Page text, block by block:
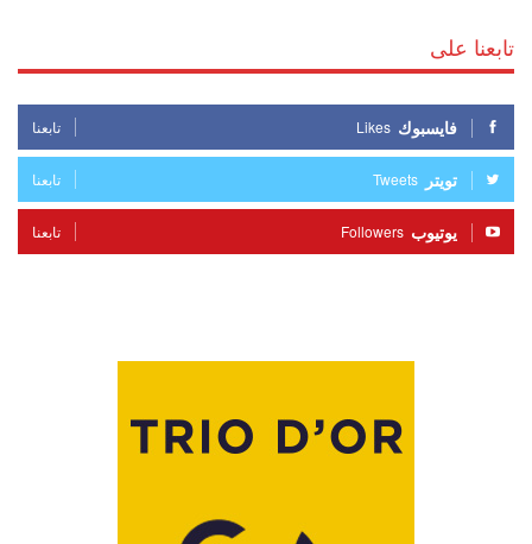
تابعنا على
فايسبوك Likes تابعنا
تويتر Tweets تابعنا
يوتيوب Followers تابعنا